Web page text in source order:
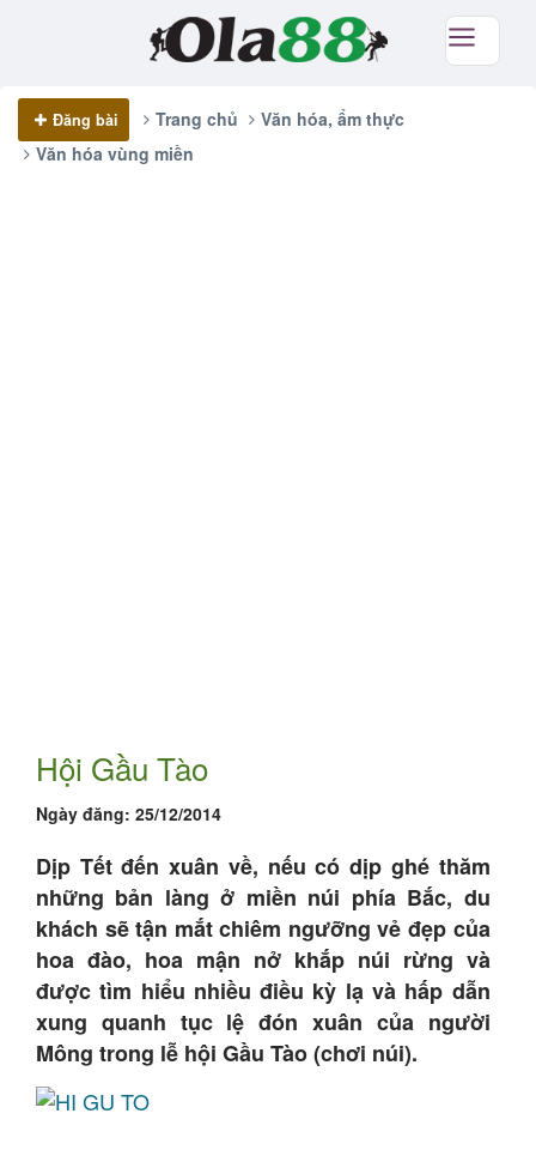
Đăng bài Trang chủ
Văn hóa, ẩm thực
Văn hóa vùng miền
Hội Gầu Tào
Ngày đăng: 25/12/2014
Dịp Tết đến xuân về, nếu có dịp ghé thăm
những bản làng ở miền núi phía Bắc, du
khách sẽ tận mắt chiêm ngưỡng vẻ đẹp của
hoa đào, hoa mận nở khắp núi rừng và
được tìm hiểu nhiều điều kỳ lạ và hấp dẫn
xung quanh tục lệ đón xuân của người
Mông trong lễ hội Gầu Tào (chơi núi).